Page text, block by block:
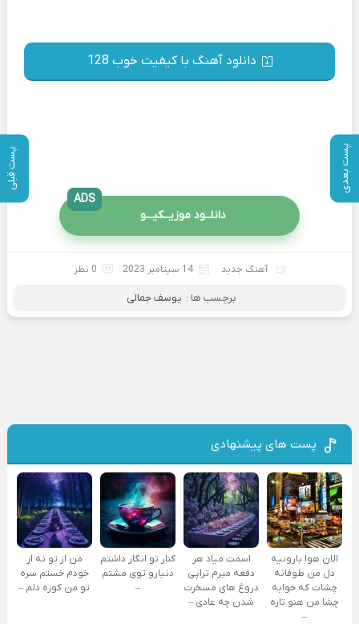
پست بعدی پست قبلی
دانلود آهنگ با کیفیت خوب 128
دانلــود موزیــکیـــو
ADS
آهنگ جدید 14 سپتامبر 2023 0 نظر
برچسب ها : یوسف جمالی
پست های پیشنهادی
الان هوا بارونیه
دل من طوفانه
چشات که خوابه
چشا من هنو تاره
–
اسمت میاد هر
دفعه میرم تراپی
دروغ‌ های مسخرت
شدن چه عادی –
کنار تو انگار داشتم
دنیارو توی مشتم
–
من از تو نه از
خودم خستم سره
تو من کوره دلم –